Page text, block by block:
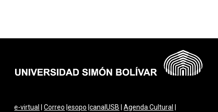
e-virtual |Correo |esopo |canalUSB |Agenda Cultural